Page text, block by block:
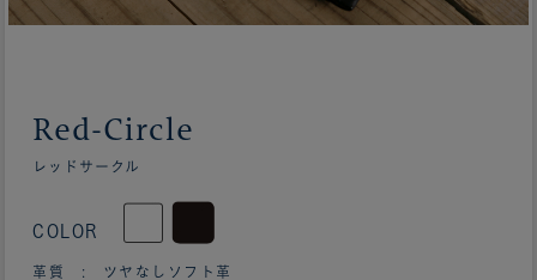
Red-Circle
レッドサークル
COLOR
革質 : ツヤなしソフト革